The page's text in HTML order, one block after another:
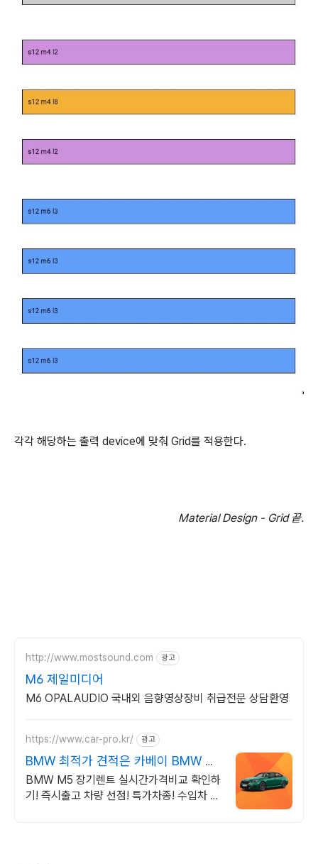
각각 해당하는 출력 device에 맞춰 Grid를 적용한다.
Material Design - Grid 끝.
http://www.mostsound.com 광고
M6 제일미디어
M6 OPALAUDIO 국내외 음향영상장비 취급전문 상담환영
https://www.car-pro.kr/ 광고
BMW 최적가 견적은 카베이 BMW 특
가차량 무료견적
BMW M5 장기렌트 실시간가격비교 확인하
기! 즉시출고 차량 선점! 특가차종! 수입차 최